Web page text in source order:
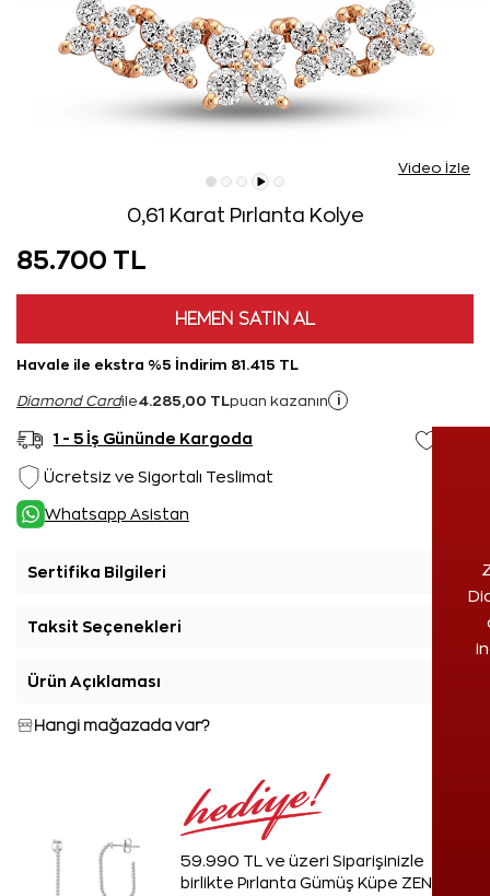
Video İzle
0,61 Karat Pırlanta Kolye
85.700 TL
HEMEN SATIN AL
Havale ile ekstra %5 İndirim 81.415 TL
Diamond Cardile4.285,00 TL puan kazanın i
1 - 5 İş Gününde Kargoda
Ücretsiz ve Sigortalı Teslimat
Whatsapp Asistan
Sertifika Bilgileri
Taksit Seçenekleri
Ürün Açıklaması
Hangi mağazada var?
59.990 TL ve üzeri Siparişinizle
birlikte Pırlanta Gümüş Küpe ZEN'den